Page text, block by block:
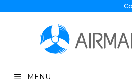
MENU